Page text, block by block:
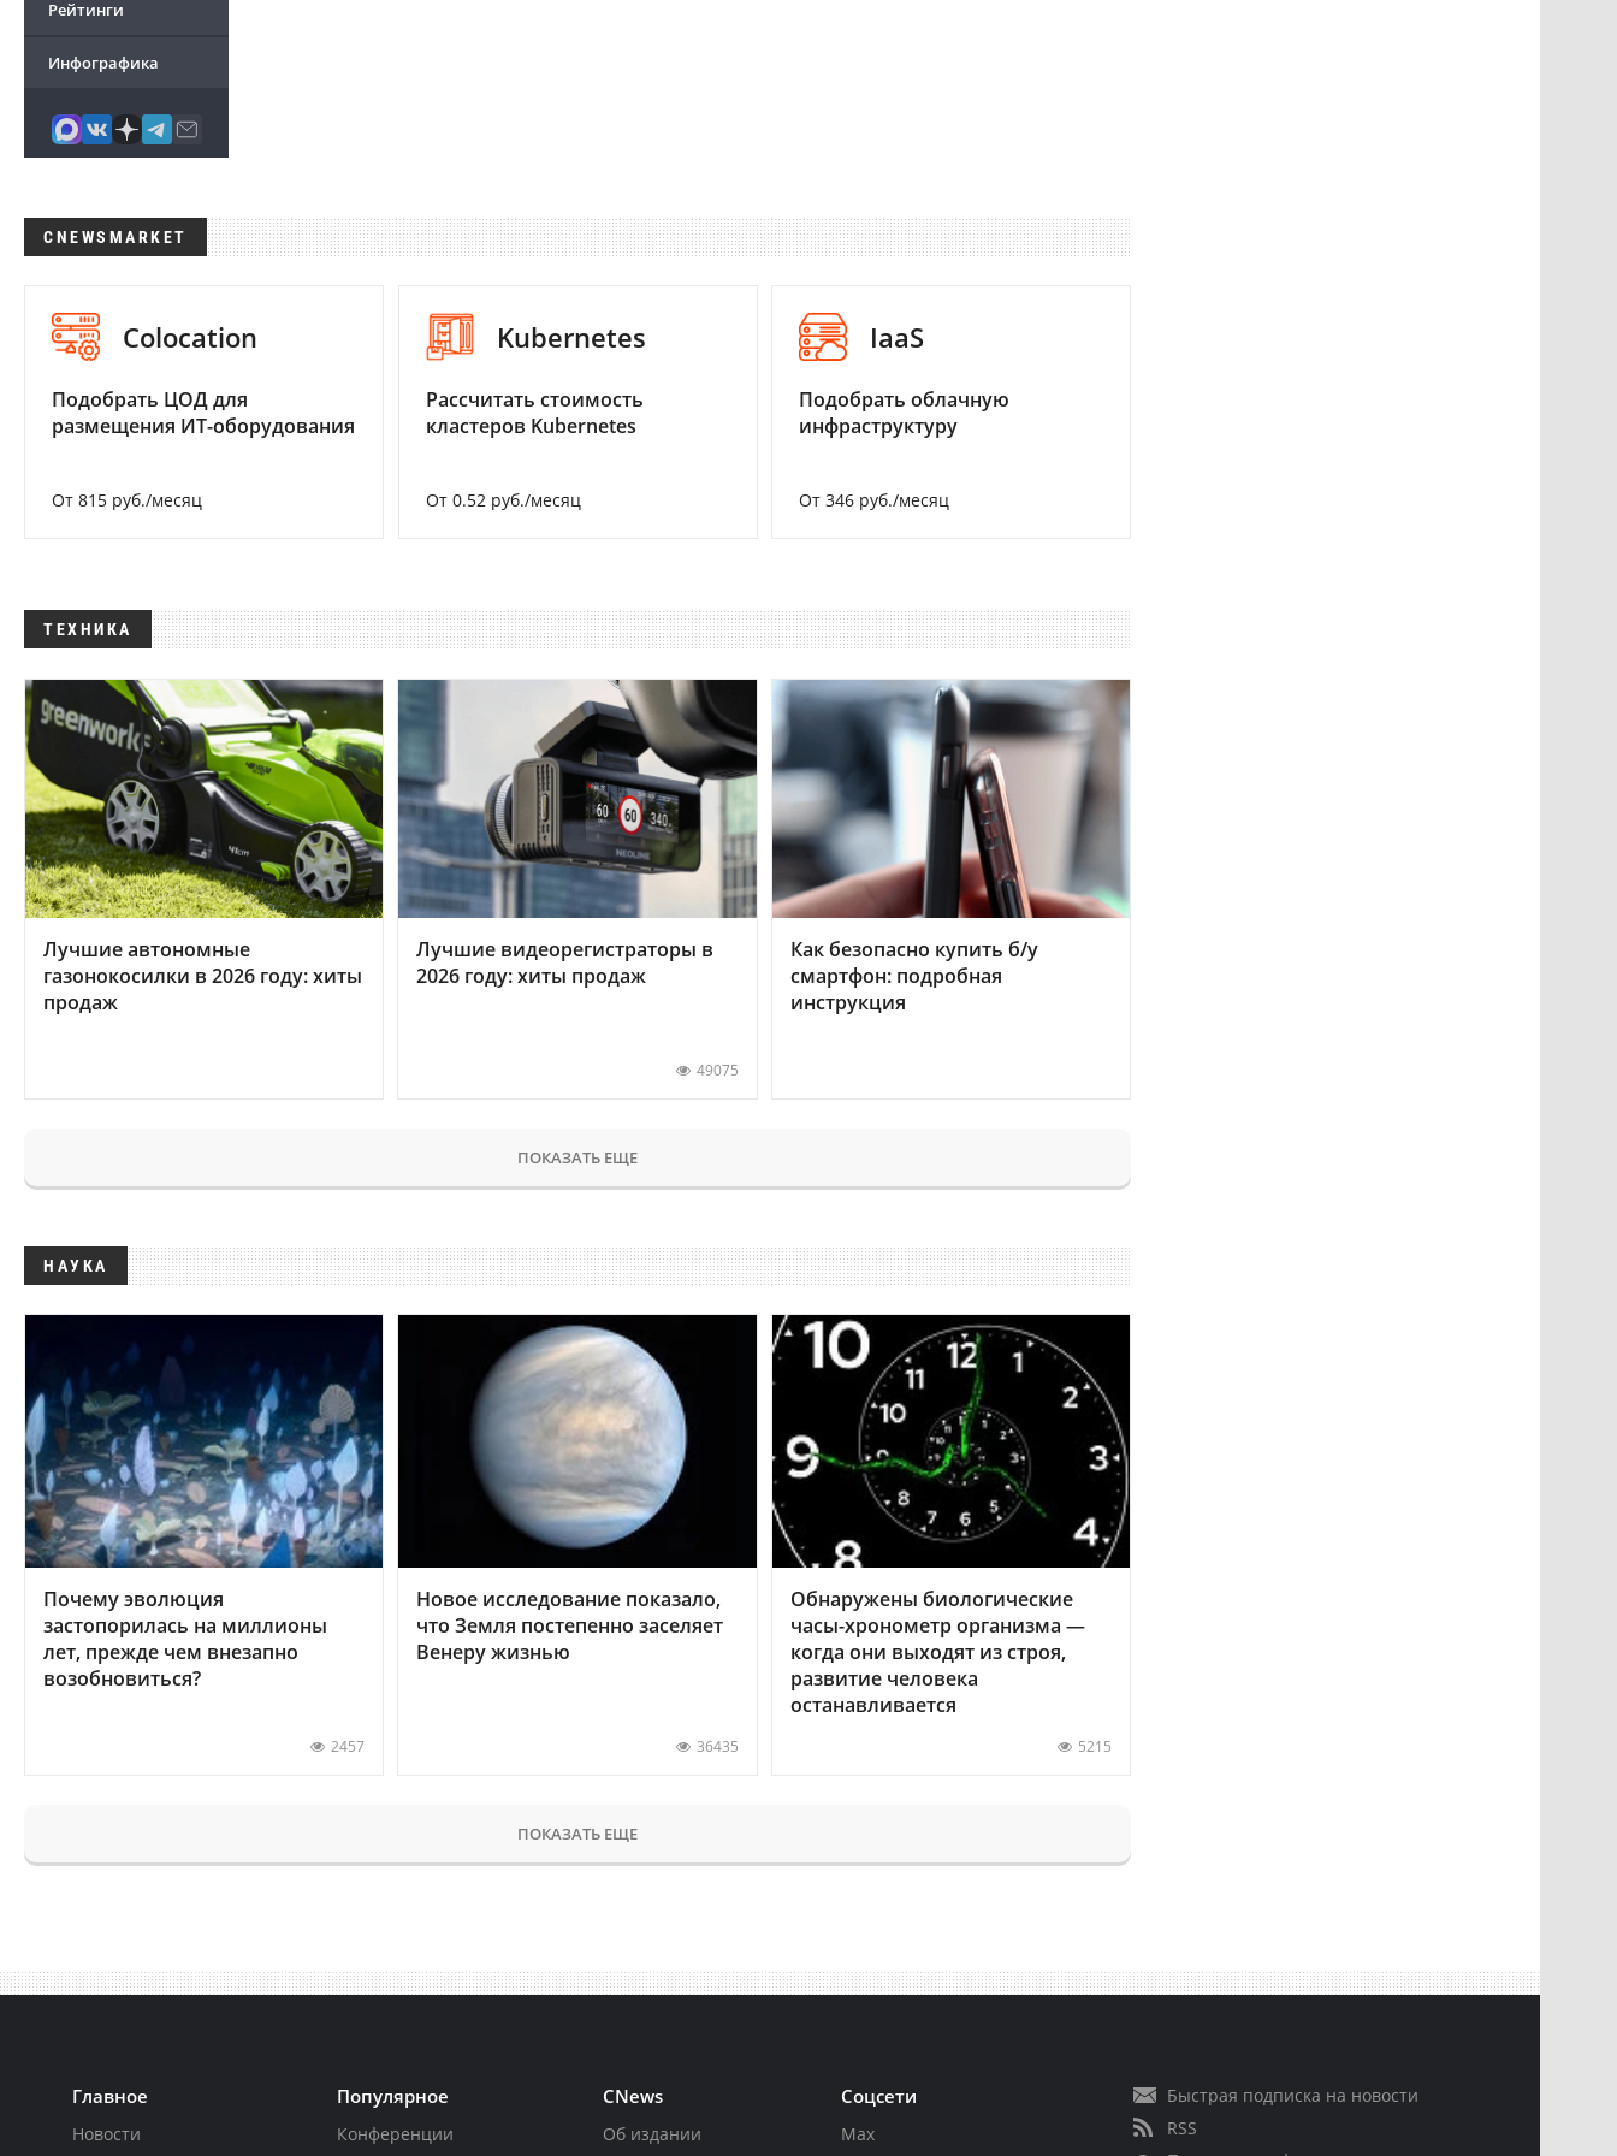
Рейтинги
Инфографика
CNEWSMARKET
Colocation
Подобрать ЦОД для
размещения ИТ-оборудования
От 815 руб./месяц
Kubernetes
Рассчитать стоимость
кластеров Kubernetes
От 0.52 руб./месяц
IaaS
Подобрать облачную
инфраструктуру
От 346 руб./месяц
ТЕХНИКА
Лучшие автономные
газонокосилки в 2026 году: хиты
продаж
Лучшие видеорегистраторы в
2026 году: хиты продаж
49075
Как безопасно купить б/у
смартфон: подробная
инструкция
ПОКАЗАТЬ ЕЩЕ
НАУКА
Почему эволюция
застопорилась на миллионы
лет, прежде чем внезапно
возобновиться?
2457
Новое исследование показало,
что Земля постепенно заселяет
Венеру жизнью
36435
Обнаружены биологические
часы-хронометр организма —
когда они выходят из строя,
развитие человека
останавливается
5215
ПОКАЗАТЬ ЕЩЕ
Главное
Новости
Популярное
Конференции
CNews
Об издании
Соцсети
Max
Быстрая подписка на новости
RSS